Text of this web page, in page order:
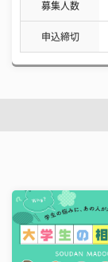
募集人数
申込締切